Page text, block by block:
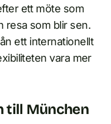
ett möte som
resa som blir sen.
ett internationellt
vara mer
till München